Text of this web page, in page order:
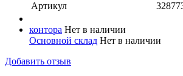
Артикул
контора Нет в наличии
Основной склад Нет в наличии
Добавить отзыв